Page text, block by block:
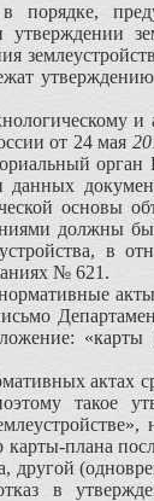
ут­верждению
и
от 24 мая
орган
данных
основы
должны
в
№ 621.
«карты
актах
такое
плана
другой
в